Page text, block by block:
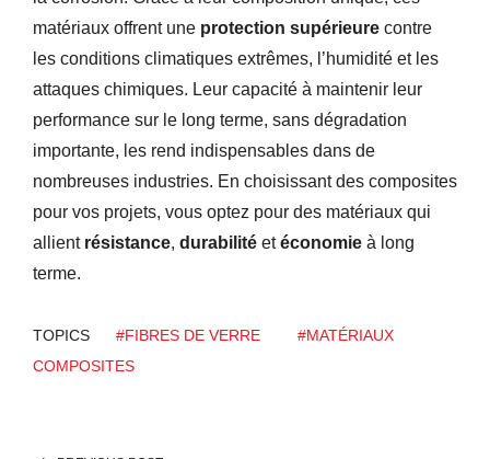
matériaux offrent une protection supérieure contre
les conditions climatiques extrêmes, l’humidité et les
attaques chimiques. Leur capacité à maintenir leur
performance sur le long terme, sans dégradation
importante, les rend indispensables dans de
nombreuses industries. En choisissant des composites
pour vos projets, vous optez pour des matériaux qui
allient résistance, durabilité etéconomie à long
terme.
TOPICS #FIBRES DE VERRE
#MATÉRIAUX
COMPOSITES